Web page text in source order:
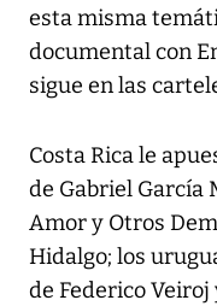
esta misma
documental con
sigue en las
Costa Rica le
de Gabriel García
Amor y Otros
Hidalgo; los
de Federico